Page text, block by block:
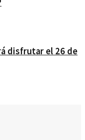
disfrutar el 26 de